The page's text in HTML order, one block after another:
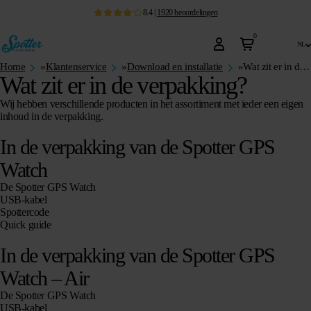
8.4| 1920beoordelingen
0
nl
Home »Klantenservice »Download en installatie » Wat zit er in de verpakking?
Wat zit er in de verpakking?
Wij hebben verschillende producten in het assortiment met ieder een eigen
inhoud in de verpakking.
In de verpakking van de Spotter GPS
Watch
De Spotter GPS Watch
USB-kabel
Spottercode
Quick guide
In de verpakking van de Spotter GPS
Watch – Air
De Spotter GPS Watch
USB-kabel